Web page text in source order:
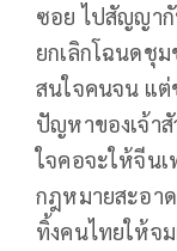
ซอย ไปสัญญากั
ยกเลิกโฉนดชุ
สนใจคนจน แ
ปัญหาของเจ้าสั
ใจคอจะให้จีนเ
กฎหมายสะอา
ทิ้งคนไทยให้จม